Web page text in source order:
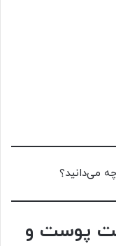
چه می‌دانید؟
پوست و